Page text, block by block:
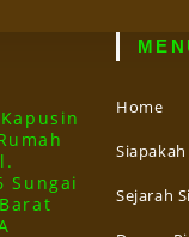
Sungai
Home
Sejarah